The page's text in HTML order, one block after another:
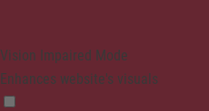
Vision Impaired Mode
Enhances website's visuals